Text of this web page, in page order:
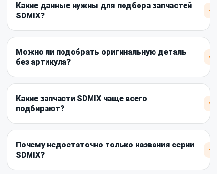
Какие данные нужны для подбора запчастей
SDMIX?
+
Можно ли подобрать оригинальную деталь
без артикула?
+
Какие запчасти SDMIX чаще всего
подбирают?
+
Почему недостаточно только названия серии
SDMIX?
+